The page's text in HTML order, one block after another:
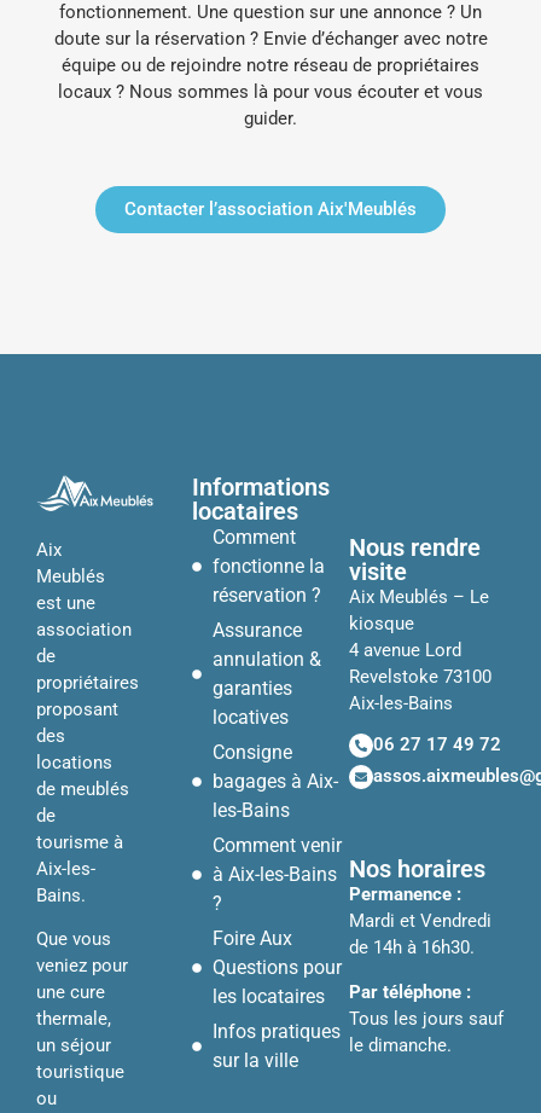
fonctionnement. Une question sur une annonce ? Un
doute sur la réservation ? Envie d’échanger avec notre
équipe ou de rejoindre notre réseau de propriétaires
locaux ? Nous sommes là pour vous écouter et vous
guider.
Contacter l’association Aix'Meublés
Aix
Meublés
est une
association
de
propriétaires
proposant
des
locations
de meublés
de
tourisme à
Aix-les-
Bains.
Que vous
veniez pour
une cure
thermale,
un séjour
touristique
ou
Informations
locataires
Comment
fonctionne la
réservation ?
Assurance
annulation &
garanties
locatives
Consigne
bagages à Aix-
les-Bains
Comment venir
à Aix-les-Bains
?
Foire Aux
Questions pour
les locataires
Infos pratiques
sur la ville
Nous rendre
visite
Aix Meublés – Le
kiosque
4 avenue Lord
Revelstoke 73100
Aix-les-Bains
06 27 17 49 72
Nos horaires
Permanence :
Mardi et Vendredi
de 14h à 16h30.
Par téléphone :
Tous les jours sauf
le dimanche.